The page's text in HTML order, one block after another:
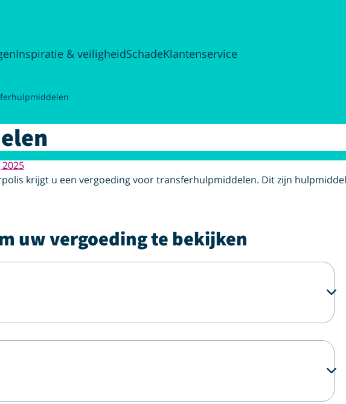
Inspiratie & veiligheidSchadeKlantenservice
krijgt u een vergoeding voor transferhulpmiddelen. Dit zijn
uw vergoeding te bekijken